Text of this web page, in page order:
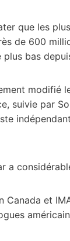
que les
de 600
bas
modifié
suivie par
a
Canada et